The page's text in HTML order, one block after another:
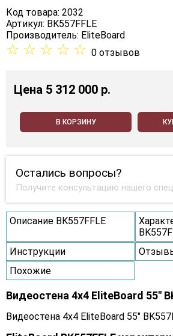
Код товара: 2032
Артикул: BK557FFLE
Производитель: EliteBoard
☆ ☆ ☆ ☆ ☆ 0 отзывов
Цена 5 312 000 p.
В КОРЗИНУ
Остались вопросы?
Получите консультацию нашего
Описание BK557FFLE
Инструкции
Похожие
Видеостена 4x4 EliteBoard 55"
Видеостена 4x4 EliteBoard 55"